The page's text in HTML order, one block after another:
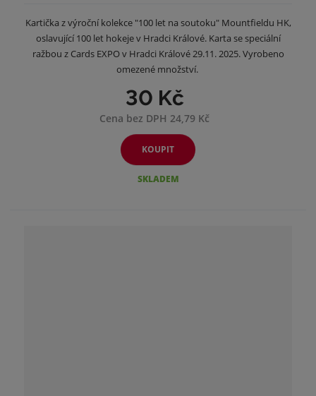
Kartička z výroční kolekce "100 let na soutoku" Mountfieldu HK,
oslavující 100 let hokeje v Hradci Králové. Karta se speciální
ražbou z Cards EXPO v Hradci Králové 29.11. 2025. Vyrobeno
omezené množství.
30 Kč
Cena bez DPH 24,79 Kč
KOUPIT
SKLADEM